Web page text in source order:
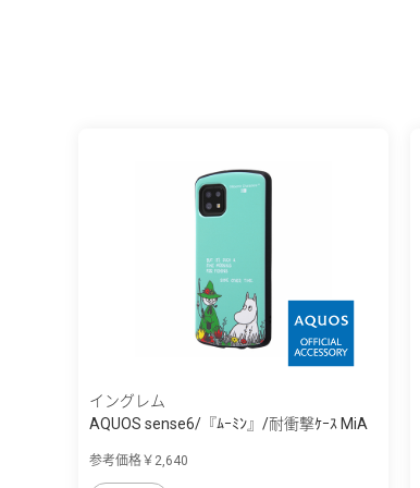
イングレム
AQUOS sense6/『ﾑｰﾐﾝ』/耐衝撃ｹｰｽ MiA
参考価格￥2,640